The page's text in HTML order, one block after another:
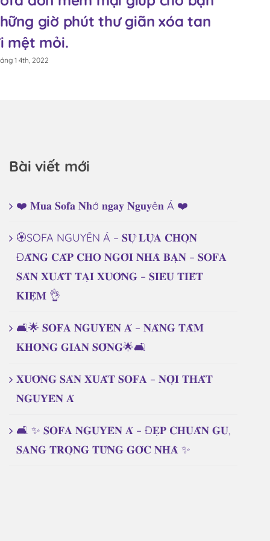
giờ phút thư giãn xóa tan
mỏi.
1 4th, 2022
Bài viết mới
❤️ 𝐌𝐮𝐚 𝐒𝐨𝐟𝐚 𝐍𝐡ớ 𝐧𝐠𝐚𝐲 𝐍𝐠𝐮𝐲ê𝐧 Á ❤️
🏵️SOFA NGUYÊN Á – 𝐒𝐔̛̣ 𝐋𝐔̛̣𝐀 𝐂𝐇𝐎̣𝐍
Đ𝐀̆̉𝐍𝐆 𝐂𝐀̂́𝐏 𝐂𝐇𝐎 𝐍𝐆𝐎̂𝐈 𝐍𝐇𝐀̀ 𝐁𝐀̣𝐍 – 𝐒𝐎𝐅𝐀
𝐒𝐀̉𝐍 𝐗𝐔𝐀̂́𝐓 𝐓𝐀̣𝐈 𝐗𝐔̛𝐎̛̉𝐍𝐆 – 𝐒𝐈𝐄̂𝐔 𝐓𝐈𝐄̂́𝐓
𝐊𝐈𝐄̣̂𝐌 👌
🛋️🌟 𝐒𝐎𝐅𝐀 𝐍𝐆𝐔𝐘𝐄̂𝐍 𝐀́ – 𝐍𝐀̂𝐍𝐆 𝐓𝐀̂̀𝐌
𝐊𝐇𝐎̂𝐍𝐆 𝐆𝐈𝐀𝐍 𝐒𝐎̂́𝐍𝐆🌟🛋️
𝐗𝐔̛𝐎̛̉𝐍𝐆 𝐒𝐀̉𝐍 𝐗𝐔𝐀̂́𝐓 𝐒𝐎𝐅𝐀 – 𝐍𝐎̣̂𝐈 𝐓𝐇𝐀̂́𝐓
𝐍𝐆𝐔𝐘𝐄̂𝐍 𝐀́
🛋️ ✨ 𝐒𝐎𝐅𝐀 𝐍𝐆𝐔𝐘𝐄̂𝐍 𝐀́ – Đ𝐄̣𝐏 𝐂𝐇𝐔𝐀̂̉𝐍 𝐆𝐔,
𝐒𝐀𝐍𝐆 𝐓𝐑𝐎̣𝐍𝐆 𝐓𝐔̛̀𝐍𝐆 𝐆𝐎́𝐂 𝐍𝐇𝐀̀ ✨